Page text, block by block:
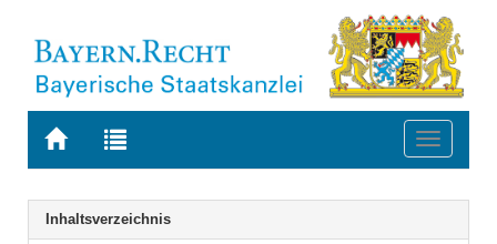
Zur
BAYERN.RECHT
Zur
letzten
Suche
Toggle
Navigation
Inhaltsverzeichnis